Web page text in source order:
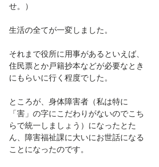
せ。）
生活の全てが一変しました。
それまで役所に用事があるといえば、
住民票とか戸籍抄本などが必要なとき
にもらいに行く程度でした。
ところが、身体障害者（私は特に
「害」の字にこだわりがないのでこち
らで統一しましょう）になったとた
ん、障害福祉課に大いにお世話になる
ことになったのです。